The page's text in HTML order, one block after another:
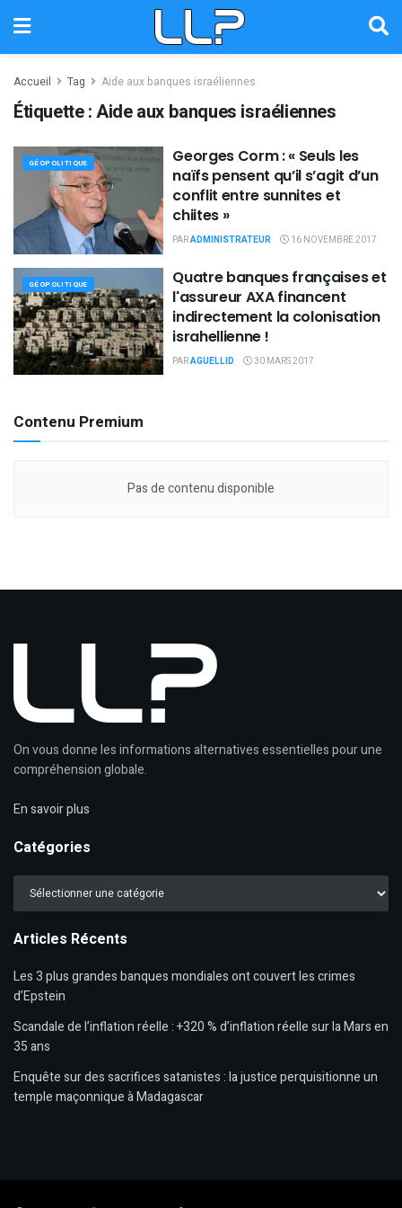
Accueil Tag Aide aux banques israéliennes
Étiquette :Aide aux banques israéliennes
GÉOPOLITIQUE
Georges Corm : « Seuls les
naïfs pensent qu’il s’agit d’un
conflit entre sunnites et
chiites »
PARADMINISTRATEUR 16 NOVEMBRE 2017
GÉOPOLITIQUE
Quatre banques françaises et
l'assureur AXA financent
indirectement la colonisation
israhellienne !
PARAGUELLID 30 MARS 2017
Contenu Premium
Pas de contenu disponible
On vous donne les informations alternatives essentielles pour une
compréhension globale.
En savoir plus
Catégories
Catégories
Articles Récents
Les 3 plus grandes banques mondiales ont couvert les crimes
d’Epstein
Scandale de l’inflation réelle : +320 % d’inflation réelle sur la Mars en
35 ans
Enquête sur des sacrifices satanistes : la justice perquisitionne un
temple maçonnique à Madagascar